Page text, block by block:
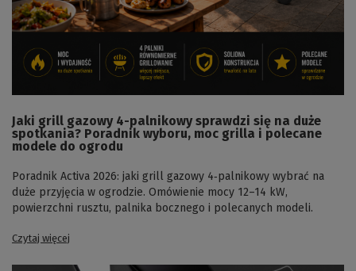
Jaki grill gazowy 4-palnikowy sprawdzi się na duże
spotkania? Poradnik wyboru, moc grilla i polecane
modele do ogrodu
Poradnik Activa 2026: jaki grill gazowy 4‑palnikowy wybrać na
duże przyjęcia w ogrodzie. Omówienie mocy 12–14 kW,
powierzchni rusztu, palnika bocznego i polecanych modeli.
Czytaj więcej